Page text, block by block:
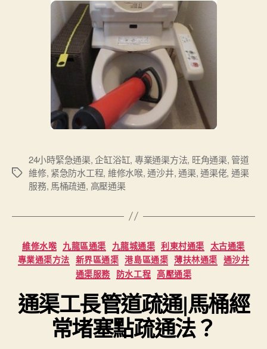
Tags
24小時緊急通渠,企缸浴缸, 專業通渠方法, 旺角通渠, 管道
維修, 紧急防水工程, 維修水喉,通沙井,通渠,通渠佬, 通渠
服務, 馬桶疏通, 高壓通渠
Categories
維修水喉 九龍區通渠 九龍城通渠 利東村通渠 太古通渠
專業通渠方法 新界區通渠 港島區通渠 薄扶林通渠 通沙井
通渠服務 防水工程 高壓通渠
通渠工長管道疏通|馬桶經
常堵塞點疏通法？